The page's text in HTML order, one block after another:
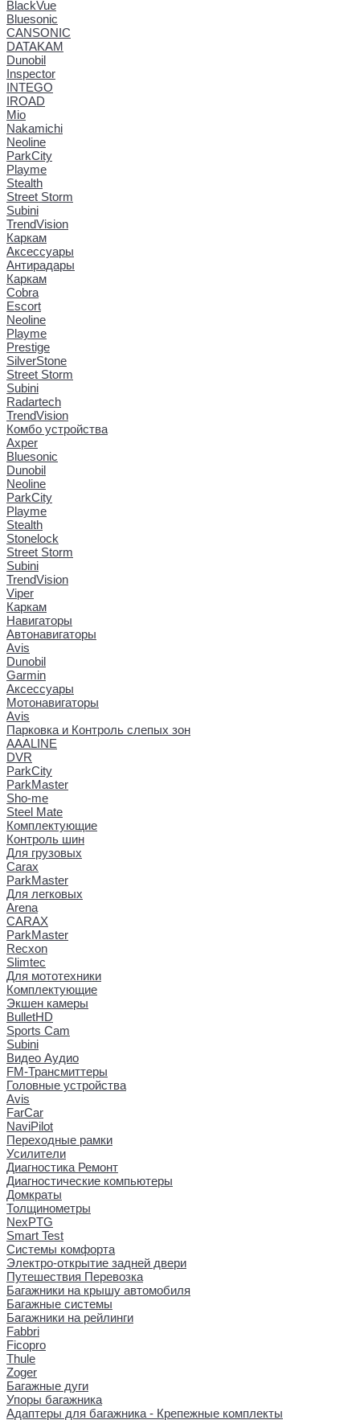
BlackVue
Bluesonic
CANSONIC
DATAKAM
Dunobil
Inspector
INTEGO
IROAD
Mio
Nakamichi
Neoline
ParkCity
Playme
Stealth
Street Storm
Subini
TrendVision
Каркам
Аксессуары
Антирадары
Каркам
Cobra
Escort
Neoline
Playme
Prestige
SilverStone
Street Storm
Subini
Radartech
TrendVision
Комбо устройства
Axper
Bluesonic
Dunobil
Neoline
ParkCity
Playme
Stealth
Stonelock
Street Storm
Subini
TrendVision
Viper
Каркам
Навигаторы
Автонавигаторы
Avis
Dunobil
Garmin
Аксессуары
Мотонавигаторы
Avis
Парковка и Контроль слепых зон
AAALINE
DVR
ParkCity
ParkMaster
Sho-me
Steel Mate
Комплектующие
Контроль шин
Для грузовых
Carax
ParkMaster
Для легковых
Arena
CARAX
ParkMaster
Recxon
Slimtec
Для мототехники
Комплектующие
Экшен камеры
BulletHD
Sports Cam
Subini
Видео Аудио
FM-Трансмиттеры
Головные устройства
Avis
FarCar
NaviPilot
Переходные рамки
Усилители
Диагностика Ремонт
Диагностические компьютеры
Домкраты
Толщинометры
NexPTG
Smart Test
Системы комфорта
Электро-открытие задней двери
Путешествия Перевозка
Багажники на крышу автомобиля
Багажные системы
Багажники на рейлинги
Fabbri
Ficopro
Thule
Zoger
Багажные дуги
Упоры багажника
Адаптеры для багажника - Крепежные комплекты